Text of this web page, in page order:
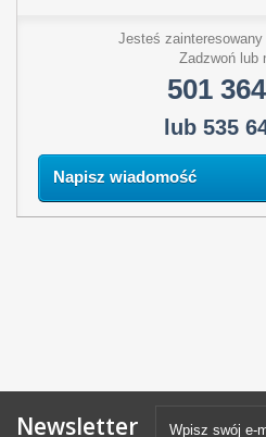
Jesteś
Zadzwoń lub
501
lub 535
Napisz wiadomość
Newsletter